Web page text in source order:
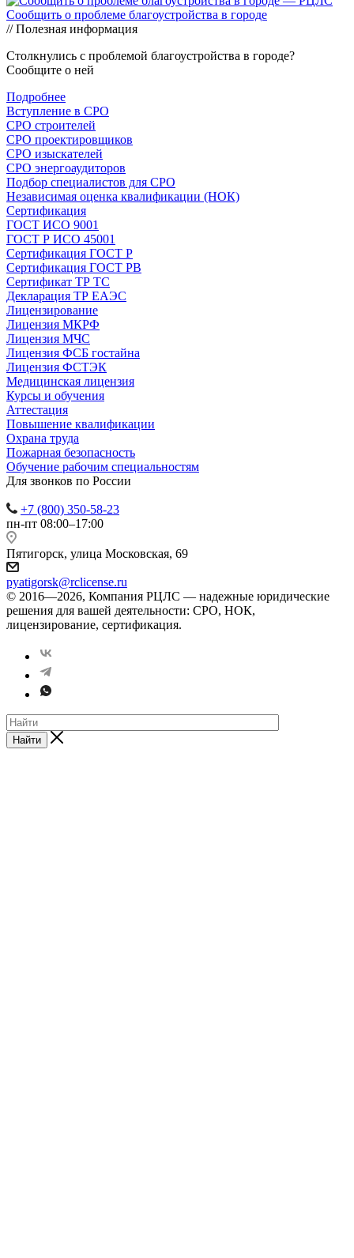
Сообщить о проблеме благоустройства в городе
// Полезная информация
Столкнулись с проблемой благоустройства в городе?
Сообщите о ней
Подробнее
Вступление в СРО
СРО строителей
СРО проектировщиков
СРО изыскателей
СРО энергоаудиторов
Подбор специалистов для СРО
Независимая оценка квалификации (НОК)
Сертификация
ГОСТ ИСО 9001
ГОСТ Р ИСО 45001
Сертификация ГОСТ Р
Сертификация ГОСТ РВ
Сертификат ТР ТС
Декларация ТР ЕАЭС
Лицензирование
Лицензия МКРФ
Лицензия МЧС
Лицензия ФСБ гостайна
Лицензия ФСТЭК
Медицинская лицензия
Курсы и обучения
Аттестация
Повышение квалификации
Охрана труда
Пожарная безопасность
Обучение рабочим специальностям
Для звонков по России
+7 (800) 350-58-23
пн-пт 08:00–17:00
Пятигорск, улица Московская, 69
pyatigorsk@rclicense.ru
© 2016—2026, Компания РЦЛС — надежные юридические
решения для вашей деятельности: СРО, НОК,
лицензирование, сертификация.
Найти